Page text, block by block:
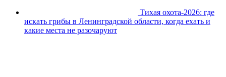
Тихая охота-2026: где
искать грибы в Ленинградской области, когда ехать и
какие места не разочаруют